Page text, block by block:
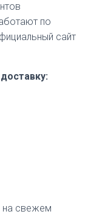
по
сайт
на свежем